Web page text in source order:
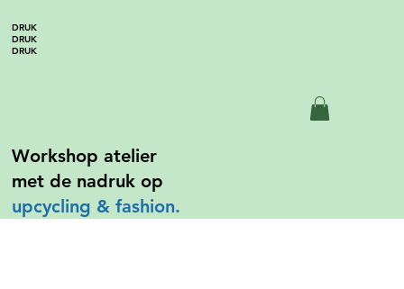
DRUK
DRUK
DRUK
Workshop atelier
met de nadruk op
upcycling & fashion.